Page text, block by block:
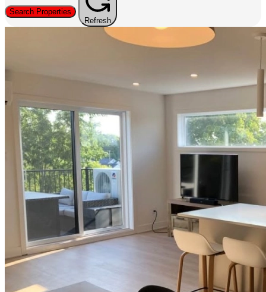
Search Properties
Refresh